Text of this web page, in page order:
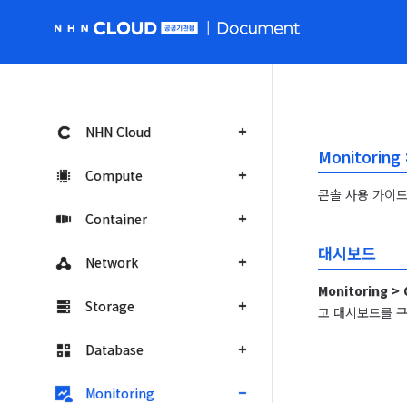
NHN Cloud
Compute
Container
Network
Storage
Database
Monitoring
Monitoring
콘솔 사용 가이
대시보드
Monitoring >
고 대시보드를